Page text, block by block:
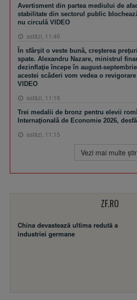
Avertisment din partea mediului de
stabilitate din sectorul public
nu circulă VIDEO
astăzi, 11:46
În sfârşit o veste bună, creşterea
spate. Alexandru Nazare, ministrul
dezinflaţie începe în august-
acestei scăderi vom vedea o
VIDEO
astăzi, 11:16
Trei medalii de bronz pentru elevii
Internaţională de Economie 2026,
astăzi, 11:15
Vezi mai multe
ZF.RO
China devastează ultima redută a
industriei germane